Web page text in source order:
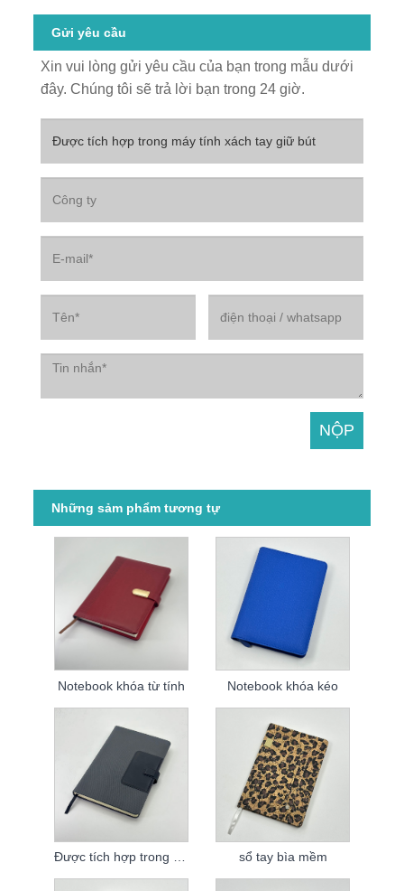
Gửi yêu cầu
Xin vui lòng gửi yêu cầu của bạn trong mẫu dưới
đây. Chúng tôi sẽ trả lời bạn trong 24 giờ.
Những sảm phẩm tương tự
Notebook khóa từ tính Notebook khóa kéo
sổ tay bìa mềm